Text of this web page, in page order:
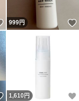
いいね！
999円
いいね！
1,610 円